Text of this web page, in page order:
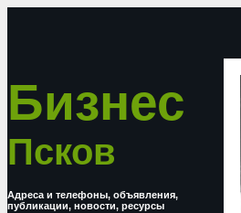
Бизнес
Псков
Адреса и телефоны, объявления,
публикации, новости, ресурсы